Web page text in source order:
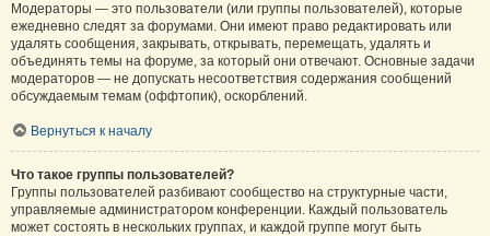
Модераторы — это пользователи (или группы пользователей), которые
ежедневно следят за форумами. Они имеют право редактировать или
удалять сообщения, закрывать, открывать, перемещать, удалять и
объединять темы на форуме, за который они отвечают. Основные задачи
модераторов — не допускать несоответствия содержания сообщений
обсуждаемым темам (оффтопик), оскорблений.
Вернуться к началу
Что такое группы пользователей?
Группы пользователей разбивают сообщество на структурные части,
управляемые администратором конференции. Каждый пользователь
может состоять в нескольких группах, и каждой группе могут быть